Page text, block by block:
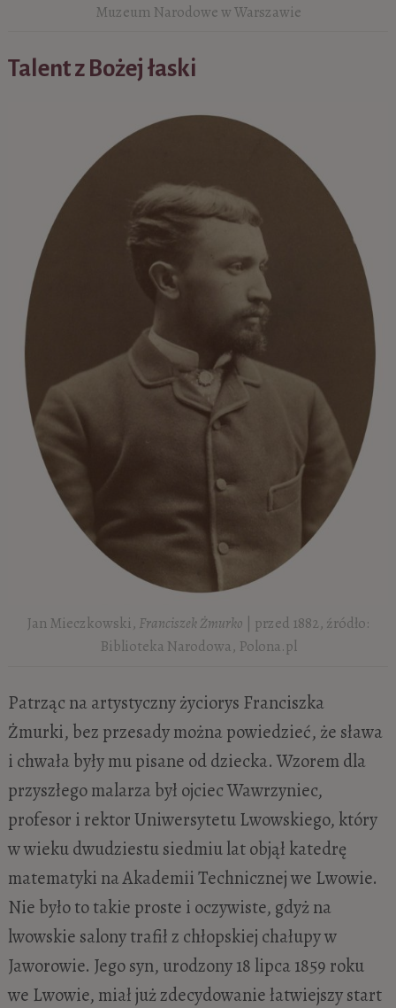
Muzeum Narodowe w Warszawie
Talent z Bożej łaski
Jan Mieczkowski, Franciszek Żmurko | przed 1882, źródło:
Biblioteka Narodowa, Polona.pl
Patrząc na artystyczny życiorys Franciszka
Żmurki, bez przesady można powiedzieć, że sława
i chwała były mu pisane od dziecka. Wzorem dla
przyszłego malarza był ojciec Wawrzyniec,
profesor i rektor Uniwersytetu Lwowskiego, który
w wieku dwudziestu siedmiu lat objął katedrę
matematyki na Akademii Technicznej we Lwowie.
Nie było to takie proste i oczywiste, gdyż na
lwowskie salony trafił z chłopskiej chałupy w
Jaworowie. Jego syn, urodzony 18 lipca 1859 roku
we Lwowie, miał już zdecydowanie łatwiejszy start